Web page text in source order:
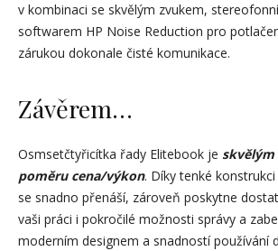
v kombinaci se skvělým zvukem,
softwarem HP Noise Reduction pro
zárukou dokonale čisté komunikace.
Závěrem…
Osmsetčtyřicítka řady Elitebook je
poměru cena/výkon. Díky tenké
se snadno přenáší, zároveň poskytne
vaši práci i pokročilé možnosti správy a
moderním designem a snadností používání